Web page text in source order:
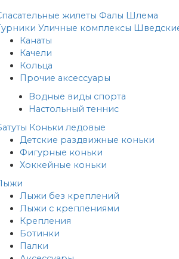
жилеты Фалы Шлема
Уличные комплексы
Канаты
Качели
Кольца
Прочие аксессуары
Водные виды спорта
Настольный теннис
Коньки ледовые
Детские раздвижные коньки
Фигурные коньки
Хоккейные коньки
Лыжи без креплений
Лыжи с креплениями
Крепления
Ботинки
Палки